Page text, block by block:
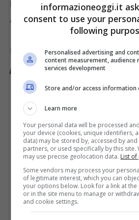
aggiuntive.
Leggi anche: “Assegno
più ricco da gennaio 2024, i
informazioneoggi.it
consent to use your
following
Personalised advertising and
content measurement, audience
services development
Store and/or access information
Learn more
Your personal data will be processed
your device (cookies, unique identifiers,
data) may be stored by, accessed by
partners, or used specifically by this
may use precise geolocation data. List of
Some vendors may process your
of legitimate interest, which you can
your options below. Look for a link at
or in the site menu to manage or
and cookie settings.